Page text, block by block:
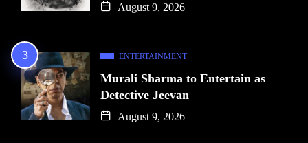
August 9, 2026
ENTERTAINMENT
Murali Sharma to Entertain as
Detective Jeevan
August 9, 2026